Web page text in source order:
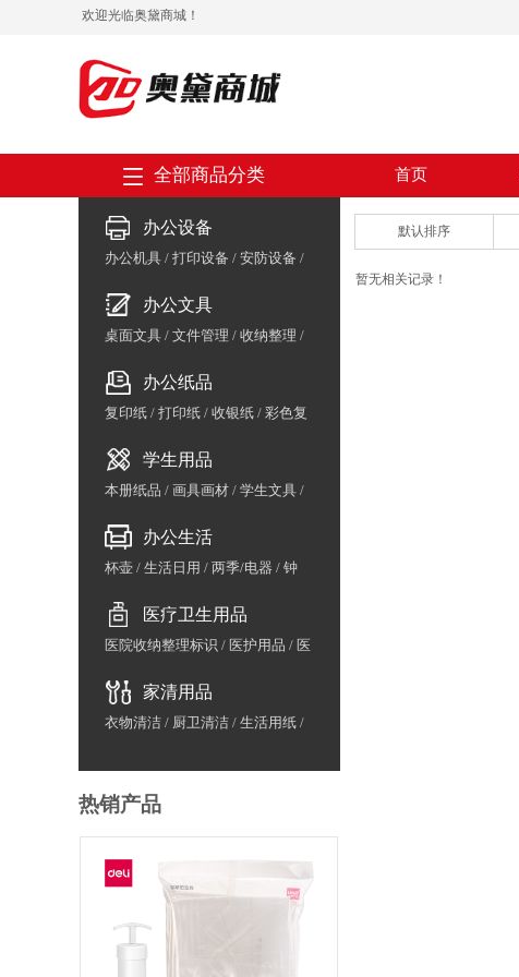
欢迎光临奥黛商城！
首页
全部商品分类
办公设备
办公机具 / 打印设备 / 安防设备 /
保险箱 / 办公家具
办公文具
桌面文具 / 文件管理 / 收纳整理 /
办公纸品
复印纸 / 打印纸 / 收银纸 / 彩色复
签纸
复写纸 / 生活用纸
学生用品
本册纸品 / 画具画材 / 学生文具 /
办公生活
杯壶 / 生活日用 / 两季/电器 / 钟
办公用水 / 鲜花/水果/茶叶
医疗卫生用品
医院收纳整理标识 / 医护用品 / 医
家具用品 / 计生用品
防疫用品
家清用品
衣物清洁 / 厨卫清洁 / 生活用纸 /
默认排序
暂无相关记录！
热销产品